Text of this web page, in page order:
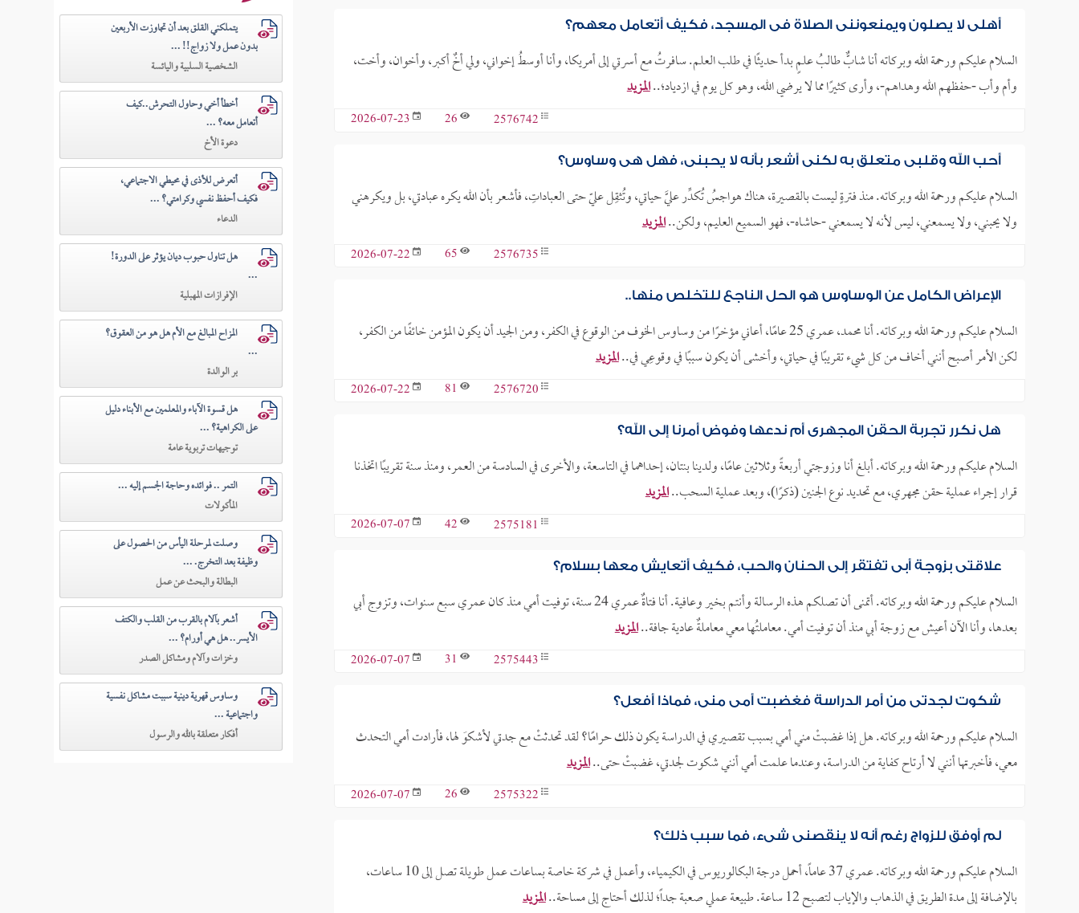
أهلي لا يصلون ويمنعونني الصلاة في المسجد، فكيف أتعامل معهم؟
السلام عليكم ورحمة الله وبركاته أنا شابٌّ طالبُ علمٍ بدأ حديثًا في طلب العلم. سافرتُ مع أسرتي إلى أمريكا، وأنا أوسطُ إخواني، ولي أخٌ أكبر، وأخوان، وأخت،
وأم وأب -حفظهم الله وهداهم-، وأرى كثيرًا مما لا يرضي الله، وهو كل يوم في ازدياد؛..المزيد
2576742
26
2026-07-23
أحب الله وقلبي متعلق به لكني أشعر بأنه لا يحبني، فهل هي وساوس؟
السلام عليكم ورحمة الله وبركاته. منذ فترةٍ ليست بالقصيرة، هناك هواجسُ تُكدِّر عليَّ حياتي، وتُثقِل عليّ حتى العباداتِ، فأشعر بأن الله يكره عبادتي، بل ويكرهني
ولا يحبني، ولا يسمعني، ليس لأنه لا يسمعني -حاشاه-، فهو السميع العليم، ولكن..المزيد
2576735
65
2026-07-22
الإعراض الكامل عن الوساوس هو الحل الناجع للتخلص منها..
السلام عليكم ورحمة الله وبركاته. أنا محمد، عمري 25 عامًا، أعاني مؤخرًا من وساوس الخوف من الوقوع في الكفر، ومن الجيد أن يكون المؤمن خائفًا من الكفر،
لكن الأمر أصبح أنني أخاف من كل شيء تقريبًا في حياتي، وأخشى أن يكون سببًا في وقوعِي في..المزيد
2576720
81
2026-07-22
هل نكرر تجربة الحقن المجهري أم ندعها وفوض أمرنا إلى الله؟
السلام عليكم ورحمة الله وبركاته. أبلغ أنا وزوجتي أربعةً وثلاثين عامًا، ولدينا بنتان، إحداهما في التاسعة، والأخرى في السادسة من العمر، ومنذ سنة تقريبًا اتخذنا
قرار إجراء عملية حقن مجهري، مع تحديد نوع الجنين (ذكرًا)، وبعد عملية السحب..المزيد
2575181
42
2026-07-07
علاقتي بزوجة أبي تفتقر إلى الحنان والحب، فكيف أتعايش معها بسلام؟
السلام عليكم ورحمة الله وبركاته. أتمنى أن تصلكم هذه الرسالة وأنتم بخير وعافية. أنا فتاةٌ عمري 24 سنة، توفيت أمي منذ كان عمري سبع سنوات، وتزوج أبي
بعدها، وأنا الآن أعيش مع زوجة أبي منذ أن توفيت أمي. معاملتُها معي معاملةٌ عادية جافة..المزيد
2575443
31
2026-07-07
شكوت لجدتي من أمر الدراسة فغضبت أمي مني، فماذا أفعل؟
السلام عليكم ورحمة الله وبركاته. هل إذا غضبتْ مني أمي بسبب تقصيري في الدراسة يكون ذلك حرامًا؟ لقد تحدثتْ مع جدتي لأشكوَ لها، فأرادت أمي التحدث
معي، فأخبرتها أنني لا أرتاح كفاية من الدراسة، وعندما علمت أمي أنني شكوت لجدتي، غضبتْ حتى..المزيد
2575322
26
2026-07-07
لم أوفق للزواج رغم أنه لا ينقصني شيء، فما سبب ذلك؟
السلام عليكم ورحمة الله وبركاته. عمري 37 عاماً، أحمل درجة البكالوريوس في الكيمياء، وأعمل في شركة خاصة بساعات عمل طويلة تصل إلى 10 ساعات،
بالإضافة إلى مدة الطريق في الذهاب والإياب لتصبح 12 ساعة. طبيعة عملي صعبة جداً؛ لذلك أحتاج إلى مساحة..
المزيد
يتملكني القلق بعد أن تجاوزت الأربعين
بدون عمل ولا زواج!! ...
الشخصية السلبية واليائسة
أخطأ أخي وحاول التحرش..كيف
أتعامل معه؟ ...
دعوة الأخ
أتعرض للأذى في محيطي الاجتماعي،
فكيف أحفظ نفسي وكرامتي؟ ...
الدعاء
هل تناول حبوب ديان يؤثر على الدورة!
...
الإفرازات المهبلية
المزاح المبالغ مع الأم هل هو من العقوق؟
...
بر الوالدة
هل قسوة الآباء والمعلمين مع الأبناء دليل
على الكراهية؟ ...
توجيهات تربوية عامة
التمر .. فوائده وحاجة الجسم إليه ...
المأكولات
وصلت لمرحلة اليأس من الحصول على
وظيفة بعد التخرج. ...
البطالة والبحث عن عمل
أشعر بآلام بالقرب من القلب والكتف
الأيسر.. هل هي أورام؟ ...
وخزات وآلام ومشاكل الصدر
وساوس قهرية دينية سببت مشاكل نفسية
واجتماعية ...
أفكار متعلقة بالله والرسول